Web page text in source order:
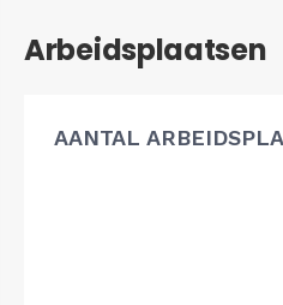
Arbeidsplaatsen
AANTAL